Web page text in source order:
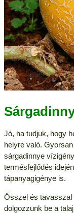
Jó, ha tudjuk, hogy
helyre való.
sárgadinnye
termésfejlődés
tápanyagigénye is.
Ősszel és tavasszal
dolgozzunk be a